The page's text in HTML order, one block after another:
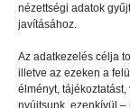
nézettségi adatok
javításához.
Az adatkezelés célja
illetve az ezeken a
élményt,
nyújtsunk, ezenkívül